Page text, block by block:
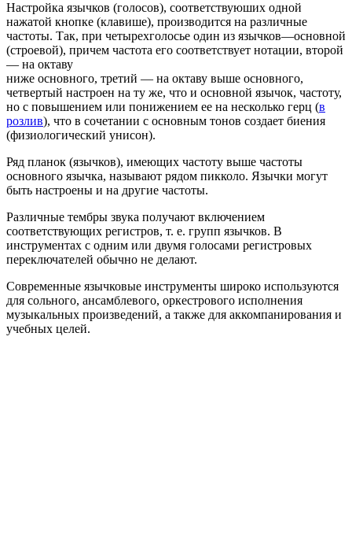
Настройка язычков (голосов), соответствуюших одной
нажатой кнопке (клавише), производится на различные
частоты. Так, при четырехголосье один из язычков—основной
(строевой), причем частота его соответствует нотации, второй
— на октаву
ниже основного, третий — на октаву выше основного,
четвертый настроен на ту же, что и основной язычок, частоту,
но с повышением или понижением ее на несколько герц (в
розлив), что в сочетании с основным тонов создает биения
(физиологический унисон).
Ряд планок (язычков), имеющих частоту выше частоты
основного язычка, называют рядом пикколо. Язычки могут
быть настроены и на другие частоты.
Различные тембры звука получают включением
соответствующих регистров, т. е. групп язычков. B
инструментах с одним или двумя голосами регистровых
переключателей обычно не делают.
Современные язычковые инструменты широко используются
для сольного, ансамблевого, оркестрового исполнения
музыкальных произведений, а также для аккомпанирования и
учебных целей.